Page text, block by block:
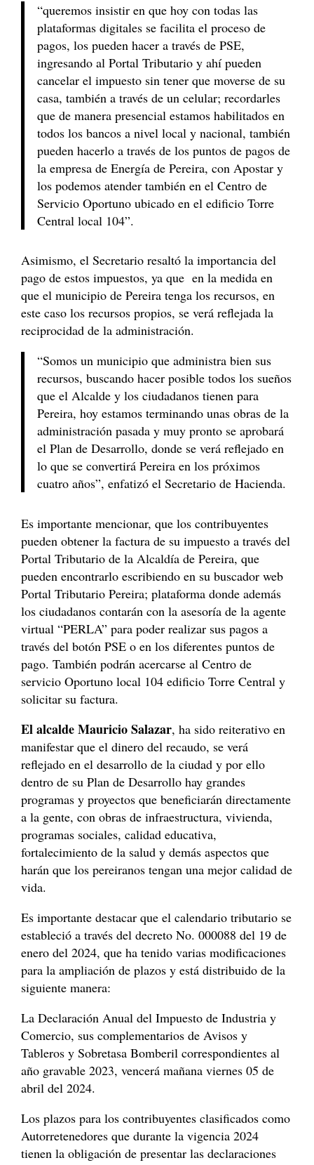
“queremos insistir en que hoy con todas las
plataformas digitales se facilita el proceso de
pagos, los pueden hacer a través de PSE,
ingresando al Portal Tributario y ahí pueden
cancelar el impuesto sin tener que moverse de su
casa, también a través de un celular; recordarles
que de manera presencial estamos habilitados en
todos los bancos a nivel local y nacional, también
pueden hacerlo a través de los puntos de pagos de
la empresa de Energía de Pereira, con Apostar y
los podemos atender también en el Centro de
Servicio Oportuno ubicado en el edificio Torre
Central local 104”.
Asimismo, el Secretario resaltó la importancia del
pago de estos impuestos, ya que en la medida en
que el municipio de Pereira tenga los recursos, en
este caso los recursos propios, se verá reflejada la
reciprocidad de la administración.
“Somos un municipio que administra bien sus
recursos, buscando hacer posible todos los sueños
que el Alcalde y los ciudadanos tienen para
Pereira, hoy estamos terminando unas obras de la
administración pasada y muy pronto se aprobará
el Plan de Desarrollo, donde se verá reflejado en
lo que se convertirá Pereira en los próximos
cuatro años”, enfatizó el Secretario de Hacienda.
Es importante mencionar, que los contribuyentes
pueden obtener la factura de su impuesto a través del
Portal Tributario de la Alcaldía de Pereira, que
pueden encontrarlo escribiendo en su buscador web
Portal Tributario Pereira; plataforma donde además
los ciudadanos contarán con la asesoría de la agente
virtual “PERLA” para poder realizar sus pagos a
través del botón PSE o en los diferentes puntos de
pago. También podrán acercarse al Centro de
servicio Oportuno local 104 edificio Torre Central y
solicitar su factura.
El alcalde Mauricio Salazar, ha sido reiterativo en
manifestar que el dinero del recaudo, se verá
reflejado en el desarrollo de la ciudad y por ello
dentro de su Plan de Desarrollo hay grandes
programas y proyectos que beneficiarán directamente
a la gente, con obras de infraestructura, vivienda,
programas sociales, calidad educativa,
fortalecimiento de la salud y demás aspectos que
harán que los pereiranos tengan una mejor calidad de
vida.
Es importante destacar que el calendario tributario se
estableció a través del decreto No. 000088 del 19 de
enero del 2024, que ha tenido varias modificaciones
para la ampliación de plazos y está distribuido de la
siguiente manera:
La Declaración Anual del Impuesto de Industria y
Comercio, sus complementarios de Avisos y
Tableros y Sobretasa Bomberil correspondientes al
año gravable 2023, vencerá mañana viernes 05 de
abril del 2024.
Los plazos para los contribuyentes clasificados como
Autorretenedores que durante la vigencia 2024
tienen la obligación de presentar las declaraciones